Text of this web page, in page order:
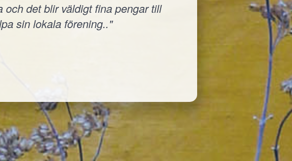
det blir väldigt fina pengar till
sin lokala förening.."